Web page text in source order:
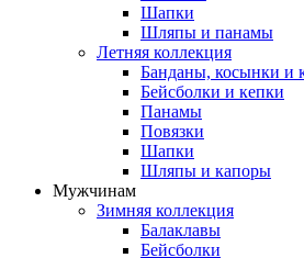
Шапки
Шляпы и панамы
Летняя коллекция
Банданы, косынки и
Бейсболки и кепки
Панамы
Повязки
Шапки
Шляпы и капоры
Мужчинам
Зимняя коллекция
Балаклавы
Бейсболки